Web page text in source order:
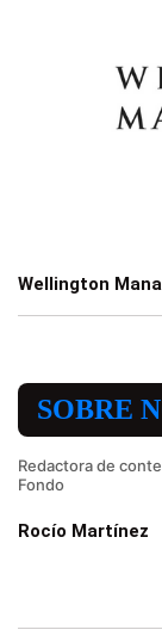
Wellington
SOBRE
Redactora de
Fondo
Rocío Martínez